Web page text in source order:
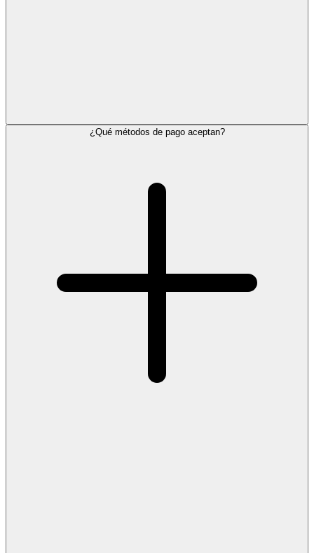
¿Qué métodos de pago aceptan?